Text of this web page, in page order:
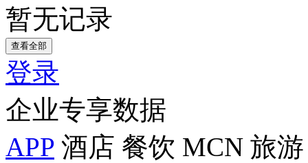
暂无记录
查看全部
登录
企业专享数据
APP 酒店 餐饮 MCN 旅游